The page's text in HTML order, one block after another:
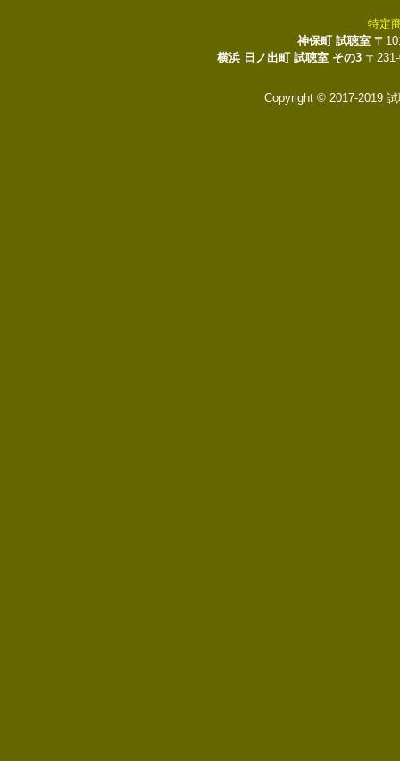
特定
神保町 試聴室 〒
横浜 日ノ出町 試聴室 その3 〒
Copyright © 2017-2019